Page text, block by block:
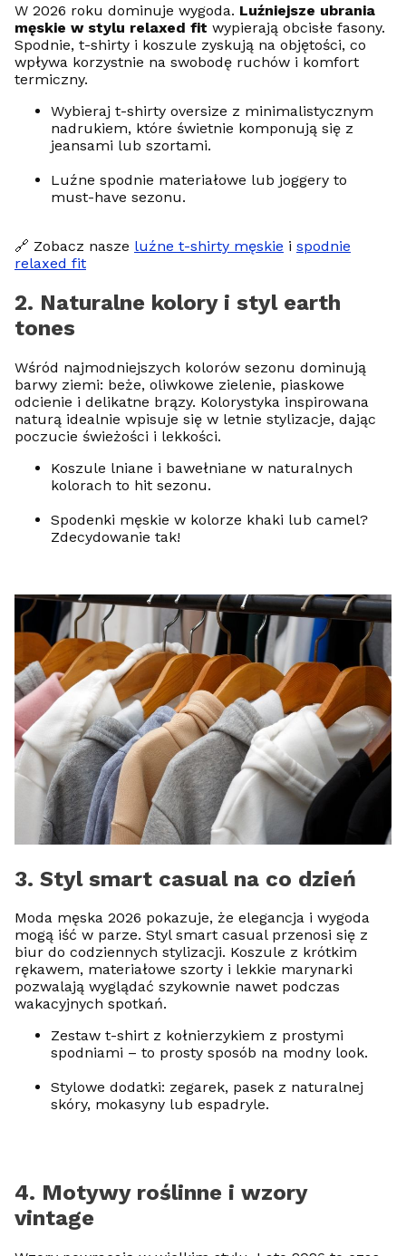
W 2026 roku dominuje wygoda. Luźniejsze ubrania
męskie w stylu relaxed fit wypierają obcisłe fasony.
Spodnie, t-shirty i koszule zyskują na objętości, co
wpływa korzystnie na swobodę ruchów i komfort
termiczny.
Wybieraj t-shirty oversize z minimalistycznym
nadrukiem, które świetnie komponują się z
jeansami lub szortami.
Luźne spodnie materiałowe lub joggery to
must-have sezonu.
🔗 Zobacz nasze luźne t-shirty męskie i spodnie
relaxed fit
2. Naturalne kolory i styl earth
tones
Wśród najmodniejszych kolorów sezonu dominują
barwy ziemi: beże, oliwkowe zielenie, piaskowe
odcienie i delikatne brązy. Kolorystyka inspirowana
naturą idealnie wpisuje się w letnie stylizacje, dając
poczucie świeżości i lekkości.
Koszule lniane i bawełniane w naturalnych
kolorach to hit sezonu.
Spodenki męskie w kolorze khaki lub camel?
Zdecydowanie tak!
3. Styl smart casual na co dzień
Moda męska 2026 pokazuje, że elegancja i wygoda
mogą iść w parze. Styl smart casual przenosi się z
biur do codziennych stylizacji. Koszule z krótkim
rękawem, materiałowe szorty i lekkie marynarki
pozwalają wyglądać szykownie nawet podczas
wakacyjnych spotkań.
Zestaw t-shirt z kołnierzykiem z prostymi
spodniami – to prosty sposób na modny look.
Stylowe dodatki: zegarek, pasek z naturalnej
skóry, mokasyny lub espadryle.
4. Motywy roślinne i wzory
vintage